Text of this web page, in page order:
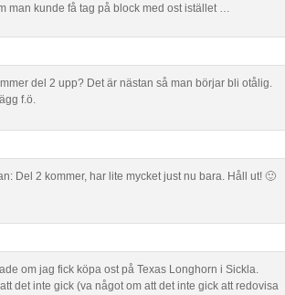
man kunde få tag på block med ost istället …
del 2 upp? Det är nästan så man börjar bli otålig.
f.ö.
Del 2 kommer, har lite mycket just nu bara. Håll ut! 🙂
om jag fick köpa ost på Texas Longhorn i Sickla.
det inte gick (va något om att det inte gick att redovisa